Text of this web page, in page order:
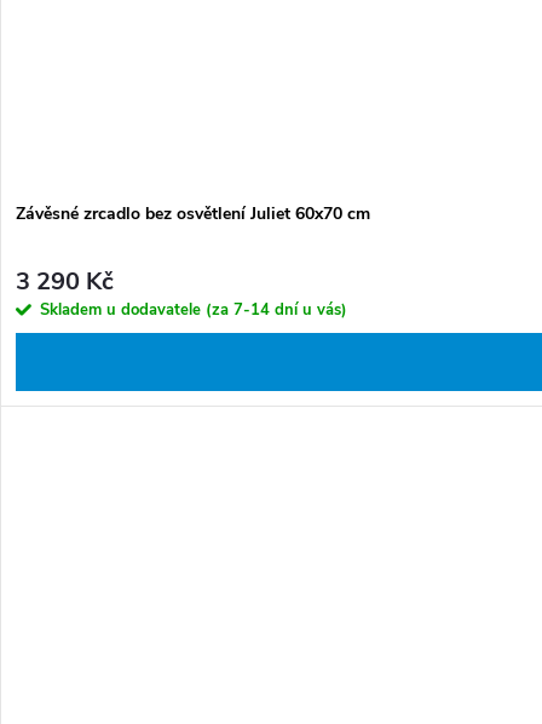
Závěsné zrcadlo bez osvětlení Juliet 60x70 cm
3 290 Kč
Skladem u dodavatele (za 7-14 dní u vás)